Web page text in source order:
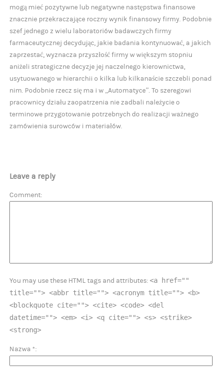
mogą mieć pozytywne lub negatywne następstwa finansowe
znacznie przekraczające roczny wynik finansowy firmy. Podobnie
szef jednego z wielu laboratoriów badawczych firmy
farmaceutycznej decydując, jakie badania kontynuować, a jakich
zaprzestać, wyznacza przyszłość firmy w większym stopniu
aniżeli strategiczne decyzje jej naczelnego kierownictwa,
usytuowanego w hierarchii o kilka lub kilkanaście szczebli ponad
nim. Podobnie rzecz się ma i w „Automatyce”. To szeregowi
pracownicy działu zaopatrzenia nie zadbali należycie o
terminowe przygotowanie potrzebnych do realizacji ważnego
zamówienia surowców i materiałów.
Leave a reply
Comment
You may use these HTML tags and attributes:<a href=""
title=""> <abbr title=""> <acronym title=""> <b>
<blockquote cite=""> <cite> <code> <del
datetime=""> <em> <i> <q cite=""> <s> <strike>
<strong>
Nazwa *